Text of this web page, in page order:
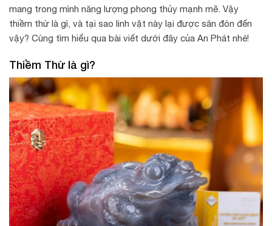
mang trong mình năng lượng phong thủy mạnh mẽ. Vậy
thiềm thừ là gì, và tại sao linh vật này lại được săn đón đến
vậy? Cùng tìm hiểu qua bài viết dưới đây của An Phát nhé!
Thiềm Thừ là gì?